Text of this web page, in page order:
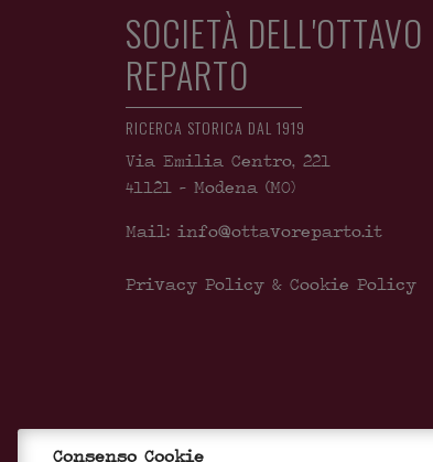
SOCIETÀ DELL'OTTAVO
REPARTO
RICERCA STORICA DAL 1919
Via Emilia Centro, 221
41121 - Modena (MO)
Mail: info@ottavoreparto.it
Privacy Policy & Cookie Policy
Consenso Cookie